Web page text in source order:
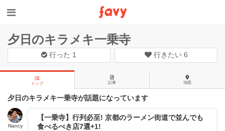
夕日のキラメキ一乗寺
行った 1 行きたい 6
トップ 記事 地図
夕日のキラメキ一乗寺が話題になっています
Nancy
【一乗寺】行列必至! 京都のラーメン街道で並んでも
食べるべき店7選+1!